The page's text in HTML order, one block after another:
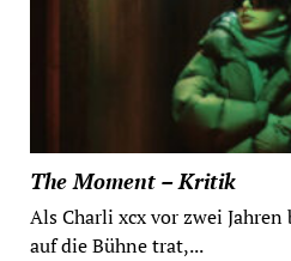
The Moment – Kritik
Als Charli xcx vor zwei
auf die Bühne trat,...